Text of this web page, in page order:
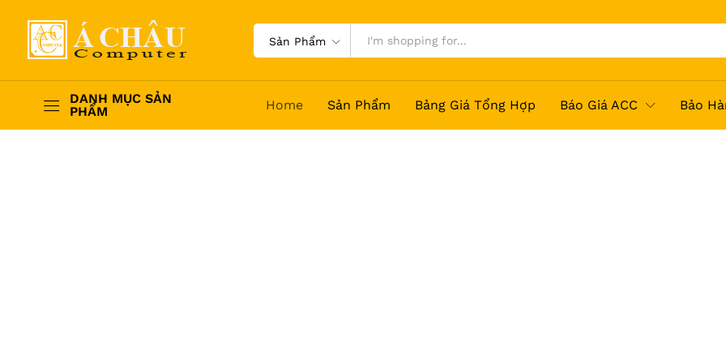
Sản Phẩm
DANH MỤC SẢN
PHẨM
Home Sản Phẩm Bảng Giá Tổng Hợp Báo Giá ACC Bảo